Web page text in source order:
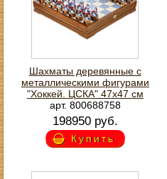
Шахматы деревянные с
металлическими фигурами
"Хоккей. ЦСКА" 47х47 см
арт. 800688758
198950 руб.
Купить